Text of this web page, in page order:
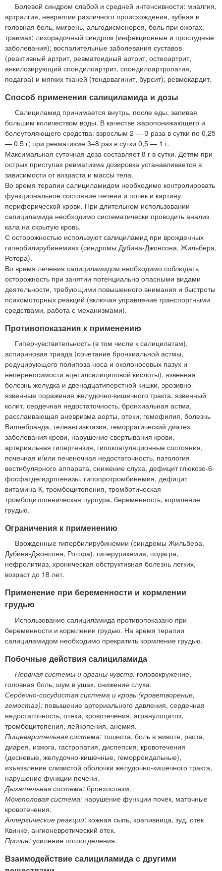
Болевой синдром слабой и средней интенсивности: миалгия,
артралгия, невралгии различного происхождения, зубная и
головная боль, мигрень, альгодисменорея, боль при ожогах,
травмах; лихорадочный синдром (инфекционные и простудные
заболевания); воспалительные заболевания суставов
(реактивный артрит, ревматоидный артрит, остеоартрит,
анкилозирующий спондилоартрит, спондилоартропатия,
подагра) и мягких тканей (тендовагинит, бурсит); ревмокардит.
Способ применения салициламида и дозы
Салициламид принимается внутрь, после еды, запивая
большим количеством воды. В качестве жаропонижающего и
болеутоляющего средства: взрослым 2 — 3 раза в сутки по 0,25
— 0,5 г; при ревматизме 3–8 раз в сутки 0,5 — 1 г.
Максимальная суточная доза составляет 8 г в сутки. Детям при
острых приступах ревматизма дозировка устанавливается в
зависимости от возраста и массы тела.
Во время терапии салициламидом необходимо контролировать
функциональное состояние печени и почек и картину
периферической крови. При длительном использовании
салициламида необходимо систематически проводить анализ
кала на скрытую кровь.
С осторожностью используют салициламид при врожденных
гипербилирубинемиях (синдромы Дубина-Джонсона, Жильбера,
Ротора).
Во время лечения салициламидом необходимо соблюдать
осторожность при занятии потенциально опасными видами
деятельности, требующими повышенного внимания и быстроты
психомоторных реакций (включая управление транспортными
средствами, работа с механизмами).
Противопоказания к применению
Гиперчувствительность (в том числе к салицилатам),
аспириновая триада (сочетание бронхиальной астмы,
редуцирующего полипоза носа и околоносовых пазух и
непереносимости ацетилсалициловой кислоты), язвенная
болезнь желудка и двенадцатиперстной кишки, эрозивно-
язвенные поражения желудочно-кишечного тракта, язвенный
колит, сердечная недостаточность, бронхиальная астма,
расслаивающая аневризма аорты, отеки, гемофилия, болезнь
Виллебранда, телеангиэктазия, геморрагический диатез,
заболевания крови, нарушение свертывания крови,
артериальная гипертензия, гипокоагуляционные состояния,
почечная и/или печеночная недостаточность, патология
вестибулярного аппарата, снижение слуха, дефицит глюкозо-6-
фосфатдегидрогеназы, гипопротромбинемия, дефицит
витамина К, тромбоцитопения, тромботическая
тромбоцитопеническая пурпура, беременность, кормление
грудью.
Ограничения к применению
Врожденные гипербилирубинемии (синдромы Жильбера,
Дубина-Джонсона, Ротора), гиперурикемия, подагра,
нефролитиаз, хроническая обструктивная болезнь легких,
возраст до 18 лет.
Применение при беременности и кормлении
грудью
Использование салициламида противопоказано при
беременности и кормлении грудью. На время терапии
салициламидом необходимо прекратить кормление грудью.
Побочные действия салициламида
Нервная системы и органы чувств: головокружение,
головная боль, шум в ушах, снижение слуха.
Сердечно-сосудистая система и кровь (кроветворение,
гемостаз): повышение артериального давления, сердечная
недостаточность, отеки, кровотечения, агранулоцитоз,
тромбоцитопения, лейкопения, анемия.
Пищеварительная система: тошнота, боль в животе, рвота,
диарея, изжога, гастропатия, диспепсия, кровотечения
(десневые, желудочно-кишечные, геморроидальные),
изъязвление слизистой оболочки желудочно-кишечного тракта,
нарушение функции печени.
Дыхательная система: бронхоспазм.
Мочеполовая система: нарушение функции почек, маточные
кровотечения.
Аллергические реакции: кожная сыпь, крапивница, зуд, отек
Квинке, ангионевротический отек.
Прочие: усиление потоотделения.
Взаимодействие салициламида с другими